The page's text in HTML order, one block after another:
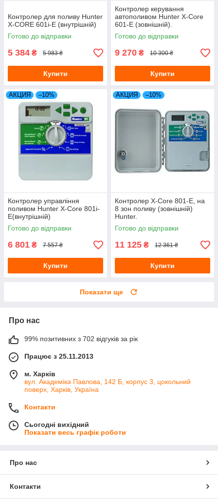
Контролер для поливу Hunter
X-CORE 601i-E (внутрішній)
Готово до відправки
5 384 ₴ 5 983 ₴
Купити
Контролер керування
автополивом Hunter X-Core
601-E (зовнішній).
Готово до відправки
9 270 ₴ 10 300 ₴
Купити
АКЦИЯ –10%
Контролер управління
поливом Hunter X-Core 801i-
E(внутрішній)
Готово до відправки
6 801 ₴ 7 557 ₴
Купити
АКЦИЯ –10%
Контролер X-Core 801-E, на
8 зон поливу (зовнішній)
Hunter.
Готово до відправки
11 125 ₴ 12 361 ₴
Купити
Показати ще
Про нас
99% позитивних з 702 відгуків за рік
Працює з 25.11.2013
м. Харків
вул. Академіка Павлова, 142 Б, корпус 3, цокольний
поверх, Харків, Україна
Контакти
Сьогодні вихідний
Показати весь графік роботи
Про нас
Контакти